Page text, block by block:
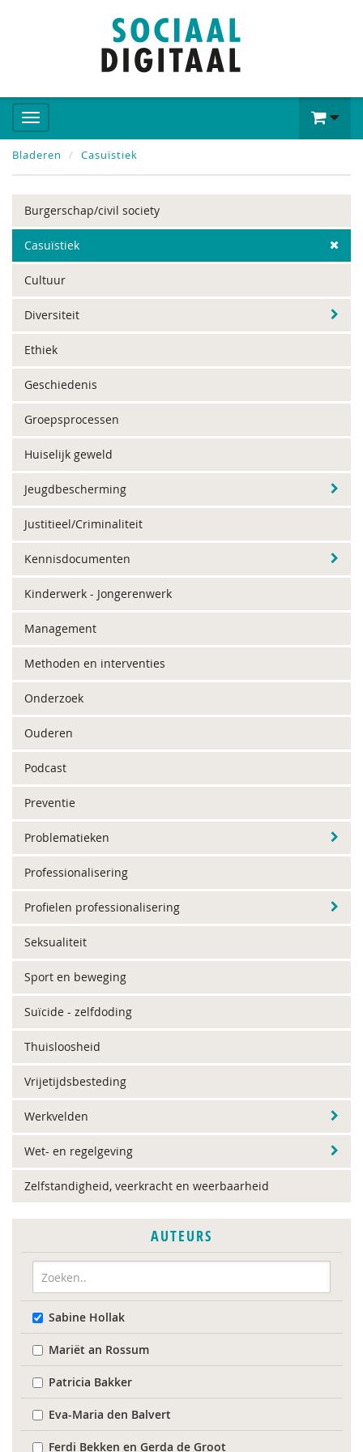
Bladeren Casuïstiek
Burgerschap/civil society
Casuïstiek
Cultuur
Diversiteit
Ethiek
Geschiedenis
Groepsprocessen
Huiselijk geweld
Jeugdbescherming
Justitieel/Criminaliteit
Kennisdocumenten
Kinderwerk - Jongerenwerk
Management
Methoden en interventies
Onderzoek
Ouderen
Podcast
Preventie
Problematieken
Professionalisering
Profielen professionalisering
Seksualiteit
Sport en beweging
Suïcide - zelfdoding
Thuisloosheid
Vrijetijdsbesteding
Werkvelden
Wet- en regelgeving
Zelfstandigheid, veerkracht en weerbaarheid
AUTEURS
Sabine Hollak
Mariët an Rossum
Patricia Bakker
Eva-Maria den Balvert
Ferdi Bekken en Gerda de Groot